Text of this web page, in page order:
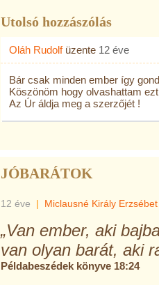
Utolsó hozzászólás
Oláh Rudolfüzente 12 éve
Bár csak minden ember így
Köszönöm hogy olvashattam
Az Úr áldja meg a szerzőjét !
JÓBARÁTOK
12 éve | Miclausné Király Erzsébet
„Van ember, aki
van olyan barát, aki
Példabeszédek könyve 18:24